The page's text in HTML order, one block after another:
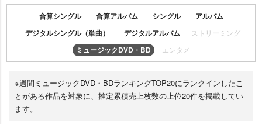
合算シングル 合算アルバム シングル
アルバム
デジタルシングル（単曲）
デジタルアルバム ストリーミング
ミュージックDVD・BD エンタメ
※週間ミュージックDVD・BDランキングTOP20にランクインしたこ
とがある作品を対象に、推定累積売上枚数の上位20件を掲載してい
ます。